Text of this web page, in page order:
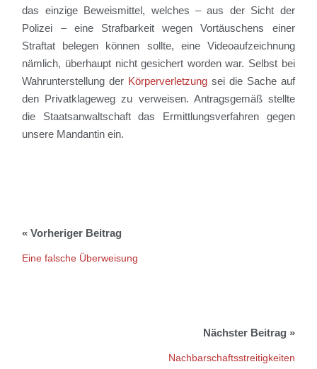
das einzige Beweismittel, welches – aus der Sicht der
Polizei – eine Strafbarkeit wegen Vortäuschens einer
Straftat belegen können sollte, eine Videoaufzeichnung
nämlich, überhaupt nicht gesichert worden war. Selbst bei
Wahrunterstellung der Körperverletzung sei die Sache auf
den Privatklageweg zu verweisen. Antragsgemäß stellte
die Staatsanwaltschaft das Ermittlungsverfahren gegen
unsere Mandantin ein.
Eine falsche Überweisung
Nachbarschaftsstreitigkeiten